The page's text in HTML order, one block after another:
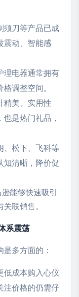
须刀等产品已成
震动、智能感
理电器通常拥有
调整空间。
精美、实用性
是热门礼品，
、松下、飞科等
知清晰，降价促
能够快速吸引
联销售。
系震荡
多方面的：
低成本购入心仪
注价格的仍需仔